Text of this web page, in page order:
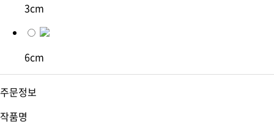
3cm
6cm
주문정보
작품명